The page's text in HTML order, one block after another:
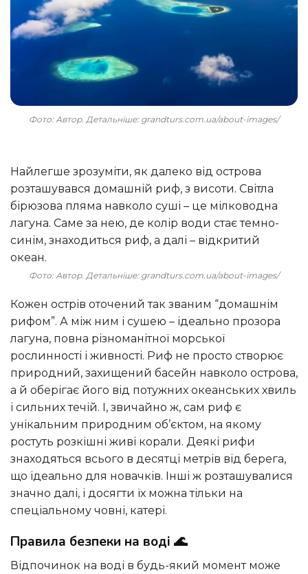
Фото: Автор. Детальніше: grandturs.com.ua/about-images/
Найлегше зрозуміти, як далеко від острова
розташувався домашній риф, з висоти. Світла
бірюзова пляма навколо суші – це мілководна
лагуна. Саме за нею, де колір води стає темно-
синім, знаходиться риф, а далі – відкритий
океан.
Фото: Автор. Детальніше: grandturs.com.ua/about-images/
Кожен острів оточений так званим “домашнім
рифом”. А між ним і сушею – ідеально прозора
лагуна, повна різноманітної морської
рослинності і живності. Риф не просто створює
природний, захищений басейн навколо острова,
а й оберігає його від потужних океанських хвиль
і сильних течій. І, звичайно ж, сам риф є
унікальним природним об’єктом, на якому
ростуть розкішні живі корали. Деякі рифи
знаходяться всього в десятці метрів від берега,
що ідеально для новачків. Інші ж розташувалися
значно далі, і досягти їх можна тільки на
спеціальному човні, катері.
Правила безпеки на воді 🌊
Відпочинок на воді в будь-який момент може